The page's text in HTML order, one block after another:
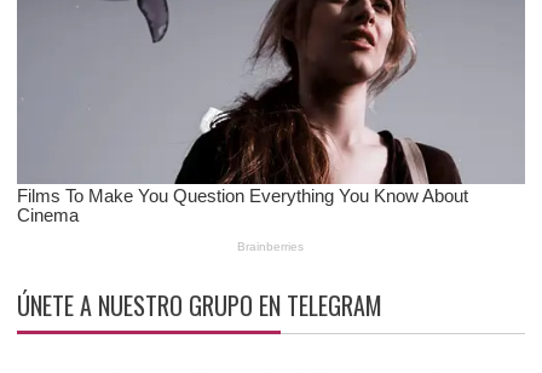
ÚNETE A NUESTRO GRUPO EN TELEGRAM